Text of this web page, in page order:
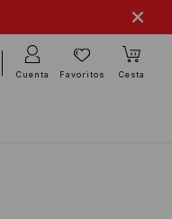
Cuenta Favoritos Cesta